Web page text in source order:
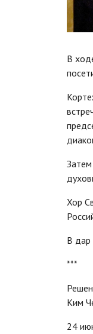
В
Хор
В дар
***
Ким
24